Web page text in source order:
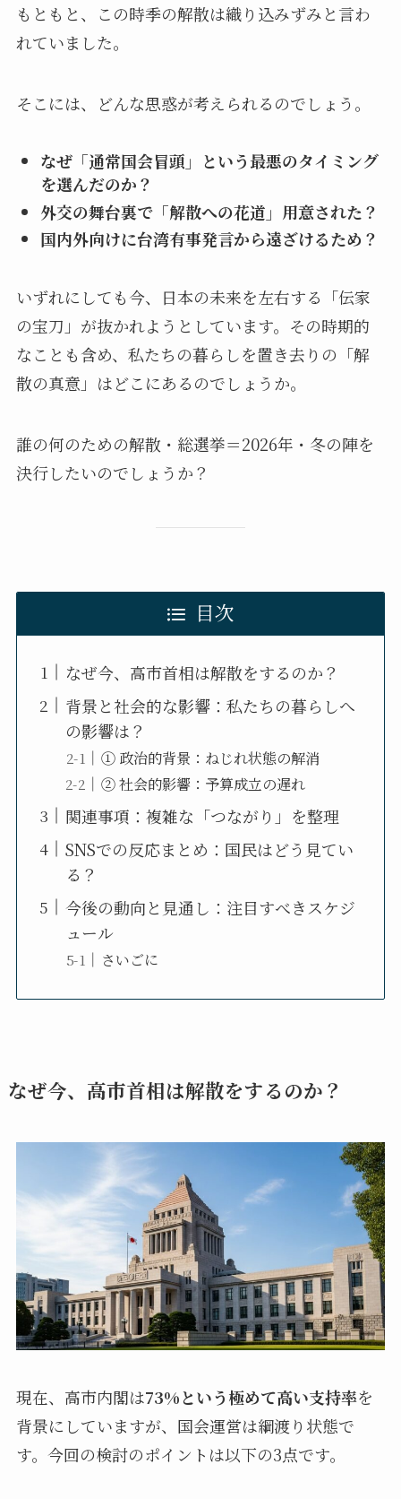
もともと、この時季の解散は織り込みずみと言わ
れていました。
そこには、どんな思惑が考えられるのでしょう。
なぜ「通常国会冒頭」という最悪のタイミング
を選んだのか？
外交の舞台裏で「解散への花道」 用意された？
国内外向けに台湾有事発言から遠ざけるため？
いずれにしても今、日本の未来を左右する「伝家
の宝刀」が抜かれようとしています。その時期的
なことも含め、私たちの暮らしを置き去りの「解
散の真意」はどこにあるのでしょうか。
誰の何のための解散・総選挙＝2026年・冬の陣を
決行したいのでしょうか？
目次
なぜ今、高市首相は解散をするのか？
背景と社会的な影響：私たちの暮らしへ
の影響は？
① 政治的背景：ねじれ状態の解消
② 社会的影響：予算成立の遅れ
関連事項：複雑な「つながり」を整理
SNSでの反応まとめ：国民はどう見てい
る？
今後の動向と見通し：注目すべきスケジ
ュール
さいごに
なぜ今、高市首相は解散をするのか？
現在、高市内閣は73%という極めて高い支持率を
背景にしていますが、国会運営は綱渡り状態で
す。今回の検討のポイントは以下の3点です。